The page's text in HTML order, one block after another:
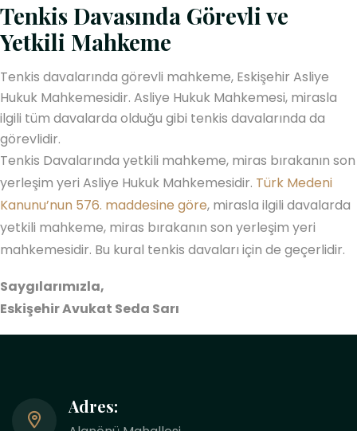
Tenkis Davasında Görevli ve
Yetkili Mahkeme
Tenkis davalarında görevli mahkeme, Eskişehir Asliye
Hukuk Mahkemesidir. Asliye Hukuk Mahkemesi, mirasla
ilgili tüm davalarda olduğu gibi tenkis davalarında da
görevlidir.
Tenkis Davalarında yetkili mahkeme, miras bırakanın son
yerleşim yeri Asliye Hukuk Mahkemesidir. Türk Medeni
Kanunu’nun 576. maddesine göre, mirasla ilgili davalarda
yetkili mahkeme, miras bırakanın son yerleşim yeri
mahkemesidir. Bu kural tenkis davaları için de geçerlidir.
Saygılarımızla,
Eskişehir Avukat Seda Sarı
Adres: